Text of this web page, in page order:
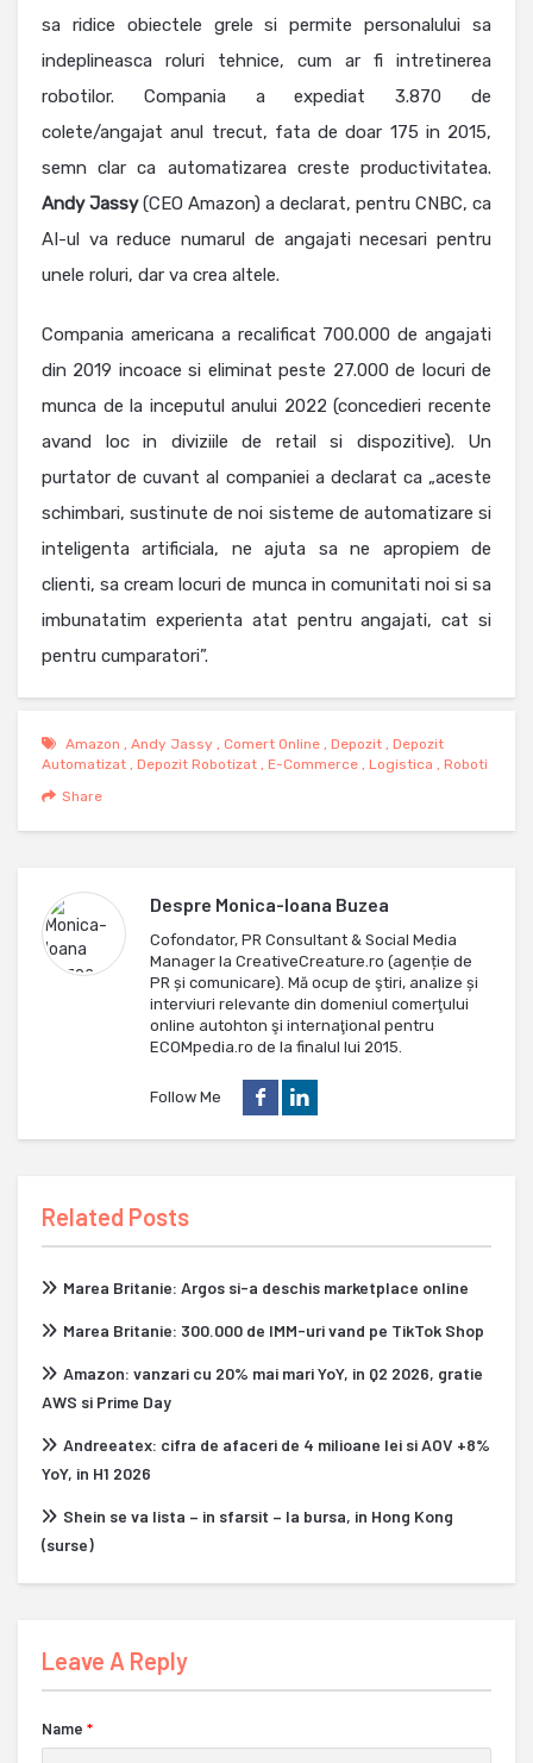
sa ridice obiectele grele si permite personalului sa
indeplineasca roluri tehnice, cum ar fi intretinerea
robotilor. Compania a expediat 3.870 de
colete/angajat anul trecut, fata de doar 175 in 2015,
semn clar ca automatizarea creste productivitatea.
Andy Jassy(CEO Amazon) ​​a declarat, pentru CNBC, ca
AI-ul va reduce numarul de angajati necesari pentru
unele roluri, dar va crea altele.
Compania americana a recalificat 700.000 de angajati
din 2019 incoace si eliminat peste 27.000 de locuri de
munca de la inceputul anului 2022 (concedieri recente
avand loc in diviziile de retail si dispozitive). Un
purtator de cuvant al companiei a declarat ca „aceste
schimbari, sustinute de noi sisteme de automatizare si
inteligenta artificiala, ne ajuta sa ne apropiem de
clienti, sa cream locuri de munca in comunitati noi si sa
imbunatatim experienta atat pentru angajati, cat si
pentru cumparatori”.
Amazon , Andy Jassy , Comert Online , Depozit , Depozit
Automatizat , Depozit Robotizat , E-Commerce , Logistica , Roboti
Share
Despre Monica-Ioana Buzea
Cofondator, PR Consultant & Social Media
Manager la CreativeCreature.ro (agenție de
PR și comunicare). Mă ocup de ştiri, analize și
interviuri relevante din domeniul comerţului
online autohton şi internaţional pentru
ECOMpedia.ro de la finalul lui 2015.
Follow Me
Related Posts
Marea Britanie: Argos si-a deschis marketplace online
Marea Britanie: 300.000 de IMM-uri vand pe TikTok Shop
Amazon: vanzari cu 20% mai mari YoY, in Q2 2026, gratie
AWS si Prime Day
Andreeatex: cifra de afaceri de 4 milioane lei si AOV +8%
YoY, in H1 2026
Shein se va lista – in sfarsit – la bursa, in Hong Kong
(surse)
Leave A Reply
Name *